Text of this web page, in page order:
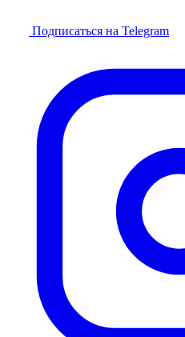
Подписаться на Telegram